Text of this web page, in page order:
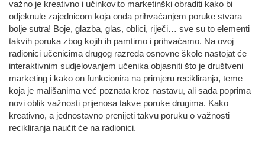
važno je kreativno i učinkovito marketinški obraditi kako bi
odjeknule zajednicom koja onda prihvaćanjem poruke stvara
bolje sutra! Boje, glazba, glas, oblici, riječi… sve su to elementi
takvih poruka zbog kojih ih pamtimo i prihvaćamo. Na ovoj
radionici učenicima drugog razreda osnovne škole nastojat će
interaktivnim sudjelovanjem učenika objasniti što je društveni
marketing i kako on funkcionira na primjeru recikliranja, teme
koja je mališanima već poznata kroz nastavu, ali sada poprima
novi oblik važnosti prijenosa takve poruke drugima. Kako
kreativno, a jednostavno prenijeti takvu poruku o važnosti
recikliranja naučit će na radionici.